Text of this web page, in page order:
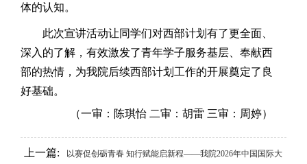
体的认知。
此次宣讲活动让同学们对西部计划有了更全面、
深入的了解，有效激发了青年学子服务基层、奉献西
部的热情，为我院后续西部计划工作的开展奠定了良
好基础。
（一审：陈琪怡 二审：胡雷 三审：周婷）
上一篇:
以赛促创砺青春 知行赋能启新程——我院2026年中国国际大